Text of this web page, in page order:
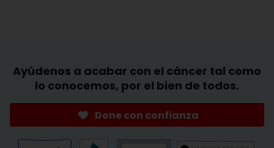
Ayúdenos a acabar con el cáncer tal como
lo conocemos, por el bien de todos.
Done con confianza